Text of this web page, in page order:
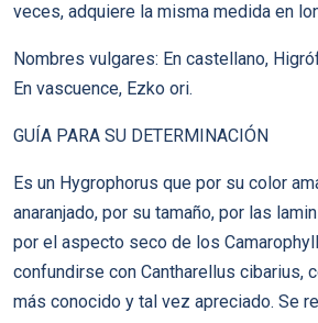
veces, adquiere la misma medida en
Nombres vulgares: En castellano,
En vascuence, Ezko ori.
GUÍA PARA SU DETERMINACIÓN
Es un Hygrophorus que por su color
anaranjado, por su tamaño, por las
por el aspecto seco de los
confundirse con Cantharellus cibarius,
más conocido y tal vez apreciado. Se